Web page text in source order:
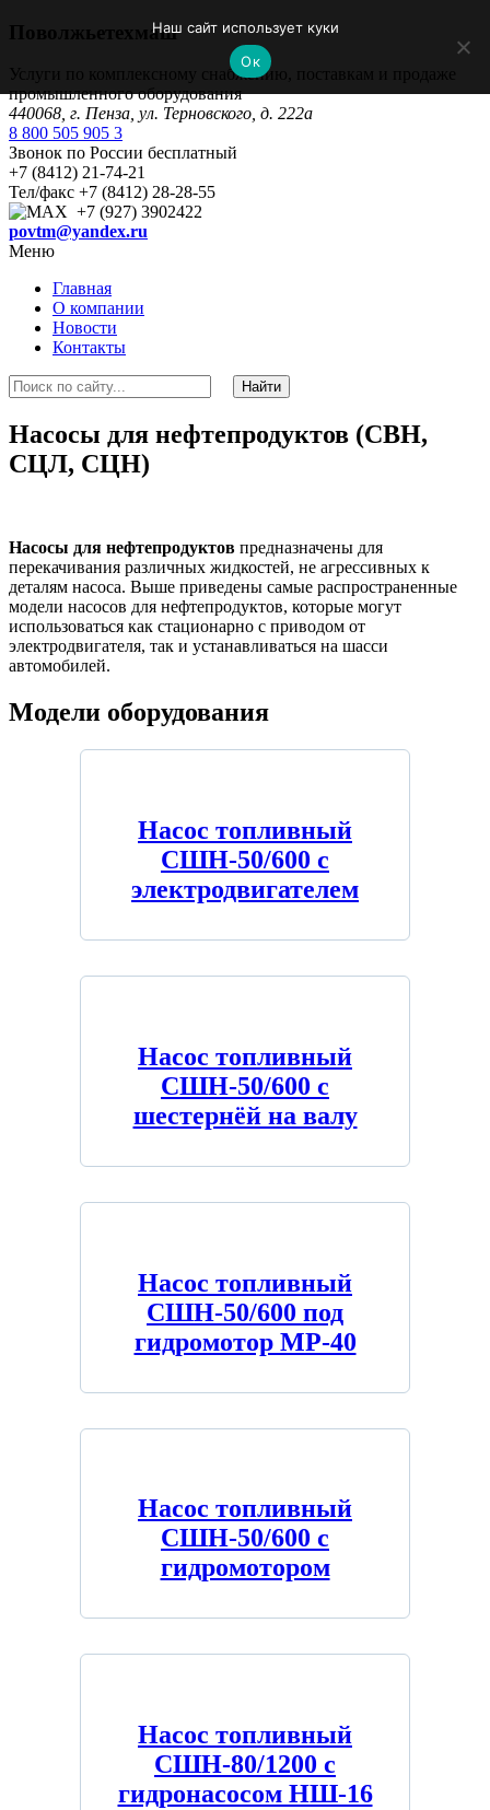
Поволжьетехмаш
Услуги по комплексному снабжению, поставкам и продаже
промышленного оборудования
440068, г. Пенза, ул. Терновского, д. 222а
8 800 505 905 3
Звонок по России бесплатный
+7 (8412) 21-74-21
Тел/факс +7 (8412) 28-28-55
+7 (927) 3902422
povtm@yandex.ru
Меню
Главная
О компании
Новости
Контакты
Насосы для нефтепродуктов (СВН,
СЦЛ, СЦН)
Насосы для нефтепродуктов предназначены для
перекачивания различных жидкостей, не агрессивных к
деталям насоса. Выше приведены самые распространенные
модели насосов для нефтепродуктов, которые могут
использоваться как стационарно с приводом от
электродвигателя, так и устанавливаться на шасси
автомобилей.
Модели оборудования
Насос топливный
СШН-50/600 с
электродвигателем
Насос топливный
СШН-50/600 с
шестернёй на валу
Насос топливный
СШН-50/600 под
гидромотор MP-40
Насос топливный
СШН-50/600 с
гидромотором
Насос топливный
СШН-80/1200 с
гидронасосом НШ-16
Наш сайт использует куки
Ок